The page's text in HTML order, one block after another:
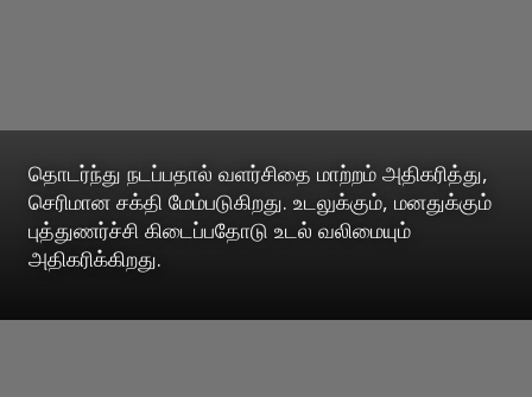
தொடர்ந்து நடப்பதால் வளர்சிதை மாற்றம் அதிகரித்து,
செரிமான சக்தி மேம்படுகிறது. உடலுக்கும், மனதுக்கும்
புத்துணர்ச்சி கிடைப்பதோடு உடல் வலிமையும்
அதிகரிக்கிறது.